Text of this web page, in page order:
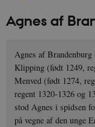
Agnes af
Agnes af
Klipping (født 1249,
Menved (født 1274,
regent 1320-1326 og
stod Agnes i spidsen
på vegne af den unge